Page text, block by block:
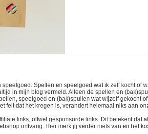
Spellen en speelgoed wat ik zelf kocht of
in mijn blog vermeld. Alleen de spellen en
speelgoed en (bak)spullen wat wijzelf gekocht
feit dat het kregen is, verandert helemaal niks aan
links, oftwel gesponsorde links. Dit betekent dat
ontvang. Hier merk jij verder niets van en het